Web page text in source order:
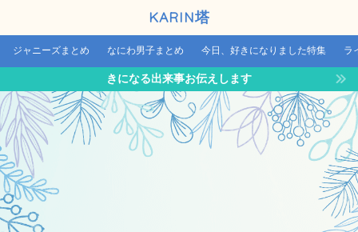
KARIN塔
ジャニーズまとめ なにわ男子まとめ 今日、好きになりました特集 ラ
きになる出来事お伝えします